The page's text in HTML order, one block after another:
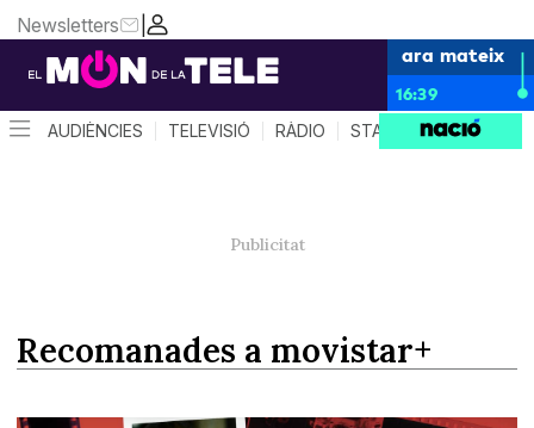
|
Newsletters
ara mateix
16:39
AUDIÈNCIES TELEVISIÓ RÀDIO STAR SYSTEM
recomanades a movistar+